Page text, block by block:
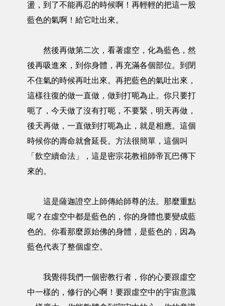
盪，到了不能再忍的時候啊！再輕輕的把這一股
藍色的氣啊！給它吐出來。
然後再做第二次，看著虛空，化為藍色，然
後再吸進來，到你身體，再充滿各個部位。到閉
不住氣的時候再吐出來。再把藍色的氣吐出來，
這樣往復的做一直做，做到打呃為止。你只要打
呃了，今天做了沒有打呃，不要緊，明天再做，
後天再做，一直做到打呃為止，就是相應。這個
時候你的壽命就會延長。方法很簡單，這個叫
「飲空續命法」，這是密宗花教袓師帝瓦巴傳下
來的。
這是薩迦證空上師傳給師尊的法。那麼重點
呢？在虛空中都是藍色的，你的身體也要變成藍
色的。你看那麼原始佛的身體，是藍色的，因為
藍色代表了整個虛空。
我覺得我們一個密教行者，你的心要跟虛空
中一樣的，修行的心啊！要跟虛空中的宇宙意識